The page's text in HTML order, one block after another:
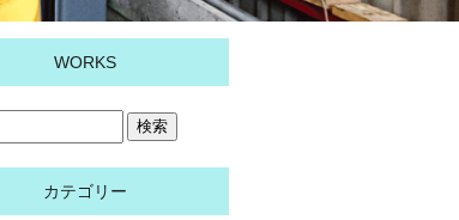
WORKS
カテゴリー